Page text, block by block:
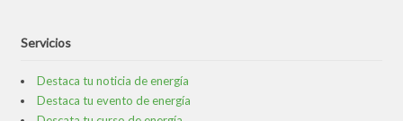
Servicios
Destaca tu noticia de energía
Destaca tu evento de energía